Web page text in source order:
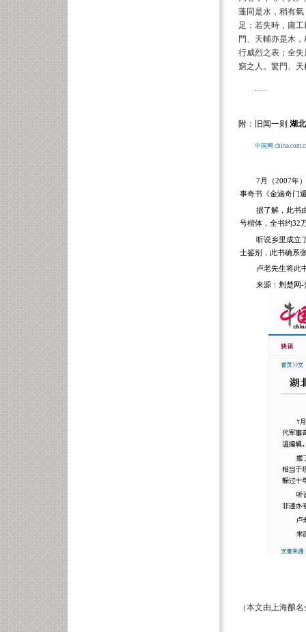
蓬同是水，稍有
足；若失時，庸工
門、天輔亦是木
行威烈之表；全失
窮之人。驚門、
......
附：旧闻一则 湖
中国网
7月（2007年
事奇书《金涵奇门
据了解，此书
号楷体，全书约32
听说乡里成立
士鉴别，此书确系
卢老先生将此
来源：荆楚网-
（本文由上海酿